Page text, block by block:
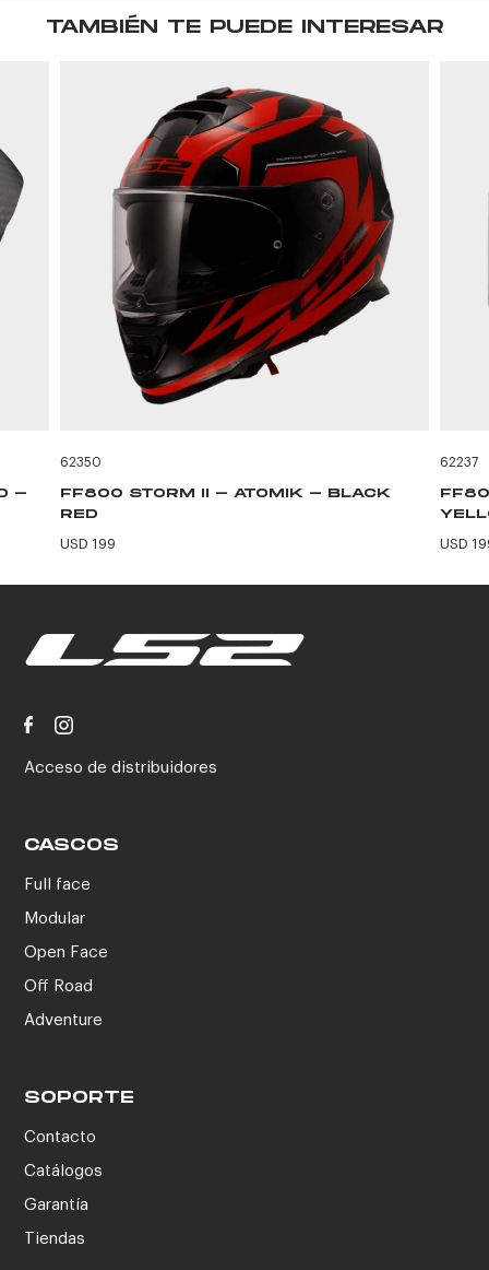
TAMBIÉN TE PUEDE INTERESAR
-
62350
FF800 STORM II - ATOMIK - BLACK
RED
USD 199
62237
USD
Acceso de distribuidores
CASCOS
Full face
Modular
Open Face
Off Road
Adventure
SOPORTE
Contacto
Catálogos
Garantía
Tiendas